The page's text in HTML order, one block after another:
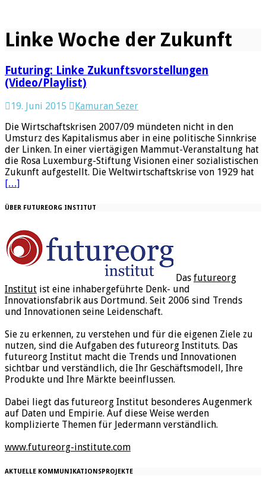
Linke Woche der Zukunft
Futuring: Linke Zukunftsvorstellungen
(Video/Playlist)
19. Juni 2015
Kamuran Sezer
Die Wirtschaftskrisen 2007/09 mündeten nicht in den
Umsturz des Kapitalismus aber in eine politische Sinnkrise
der Linken. In einer viertägigen Mammut-Veranstaltung hat
die Rosa Luxemburg-Stiftung Visionen einer sozialistischen
Zukunft aufgestellt. Die Weltwirtschaftskrise von 1929 hat
[…]
ÜBER FUTUREORG INSTITUT
Das futureorg
Institut ist eine inhabergeführte Denk- und
Innovationsfabrik aus Dortmund. Seit 2006 sind Trends
und Innovationen seine Leidenschaft.
Sie zu erkennen, zu verstehen und für die eigenen Ziele zu
nutzen, sind die Aufgaben des futureorg Instituts. Das
futureorg Institut macht die Trends und Innovationen
sichtbar und verständlich, die Ihr Geschäftsmodell, Ihre
Produkte und Ihre Märkte beeinflussen.
Dabei liegt das futureorg Institut besonderes Augenmerk
auf Daten und Empirie. Auf diese Weise werden
komplizierte Themen für Jedermann verständlich.
www.futureorg-institute.com
AKTUELLE KOMMUNIKATIONSPROJEKTE